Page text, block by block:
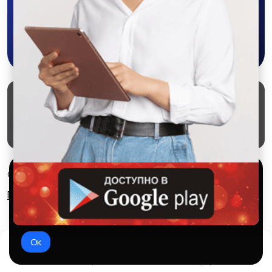
Скачать в Google Play
Маркеты Блог
О проекте
Служба поддержки
Удаление аккаунта
Партнерка
© 2026 SALEX МАРКЕТ
Правила сервиса
Конфиденциальность
Используем куки и рекомендательные
технологии
Это чтобы сайт работал лучше. Оставаясь с нами, вы
соглашаетесь на использование файлов куки.
Ок